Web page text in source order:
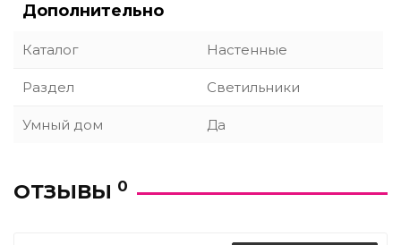
Дополнительно
Каталог Настенные
Раздел Светильники
Умный дом Да
ОТЗЫВЫ 0